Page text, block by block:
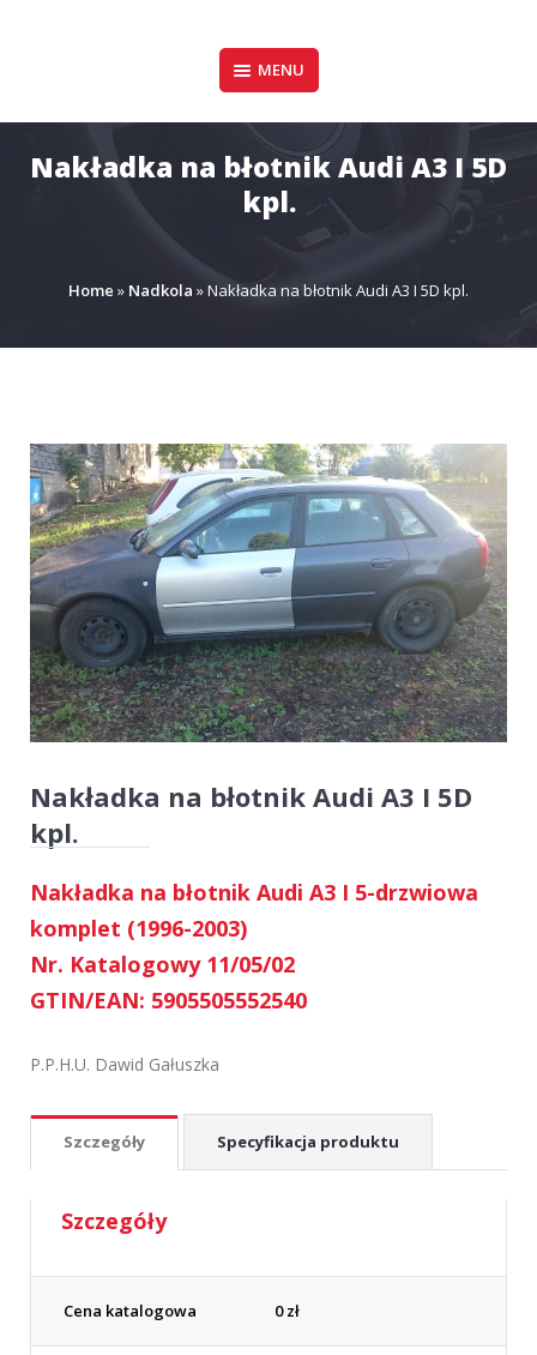
P.P.H.U. DAWID
GAŁUSZKA
Design & Style
MENU
Nakładka na błotnik Audi A3 I 5D
kpl.
Home » Nadkola »Nakładka na błotnik Audi A3 I 5D kpl.
Nakładka na błotnik Audi A3 I 5D
kpl.
Nakładka na błotnik Audi A3 I 5-drzwiowa
komplet (1996-2003)
Nr. Katalogowy 11/05/02
GTIN/EAN: 5905505552540
P.P.H.U. Dawid Gałuszka
Szczegóły Specyfikacja produktu
Szczegóły
Cena katalogowa 0zł